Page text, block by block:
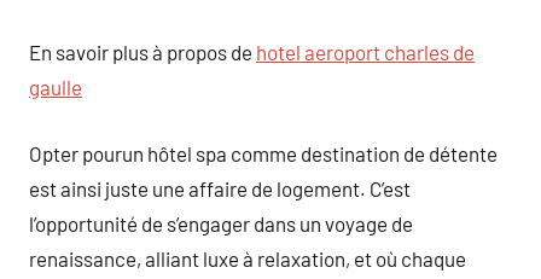
En savoir plus à propos de hotel aeroport charles de
gaulle
Opter pourun hôtel spa comme destination de détente
est ainsi juste une affaire de logement. C’est
l’opportunité de s’engager dans un voyage de
renaissance, alliant luxe à relaxation, et où chaque